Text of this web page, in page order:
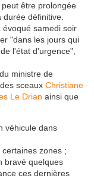
être prolongée
définitive.
évoqué samedi soir
"dans les jours qui
l'état d'urgence",
ministre de
sceaux Christiane
Le Drian ainsi que
véhicule dans
zones ;
bravé quelques
ces dernières